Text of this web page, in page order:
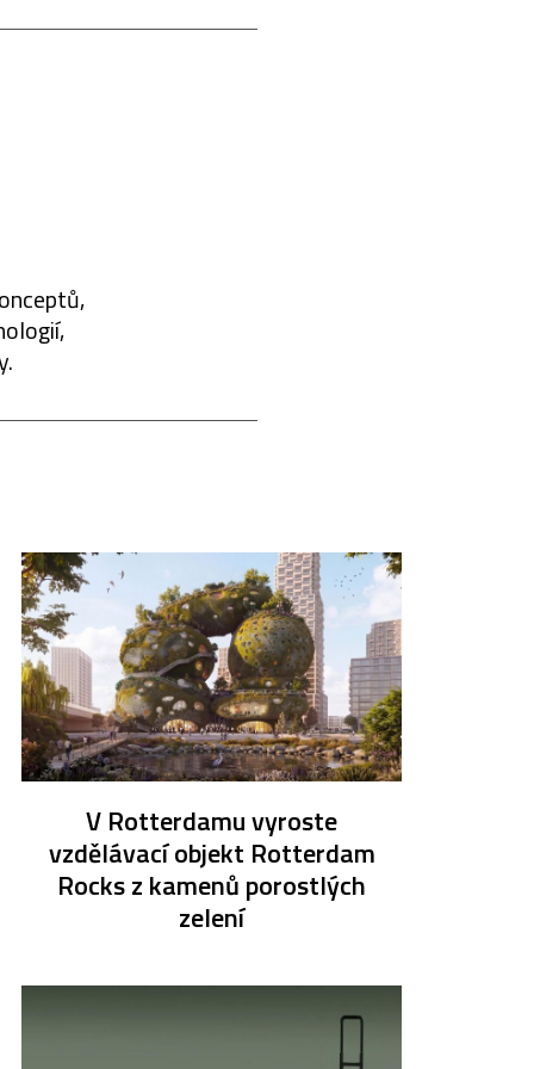
V Rotterdamu vyroste
vzdělávací objekt Rotterdam
Rocks z kamenů porostlých
zelení